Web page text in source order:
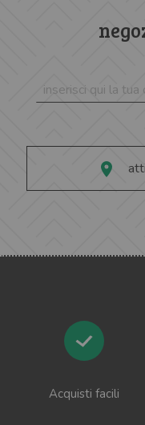
Acquisti facili